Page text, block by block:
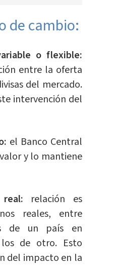
de cambio:
o flexible:
entre la oferta
del mercado.
intervención del
el Banco Central
y lo mantiene
relación es
reales, entre
de un país en
de otro. Esto
del impacto en la